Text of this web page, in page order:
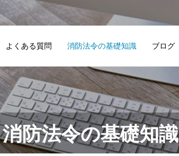
よくある質問 消防法令の基礎知識 ブログ
祖母が住んでいた
古民家を介護施設
に転用したので自
二酸化炭素消火設
備の基準改正につ
いて
消防法令の基礎知識